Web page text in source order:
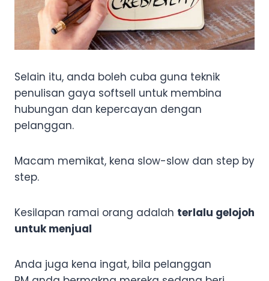
Selain itu, anda boleh cuba guna teknik
penulisan gaya softsell untuk membina
hubungan dan kepercayan dengan
pelanggan.
Macam memikat, kena slow-slow dan step by
step.
Kesilapan ramai orang adalah terlalu gelojoh
untuk menjual
Anda juga kena ingat, bila pelanggan